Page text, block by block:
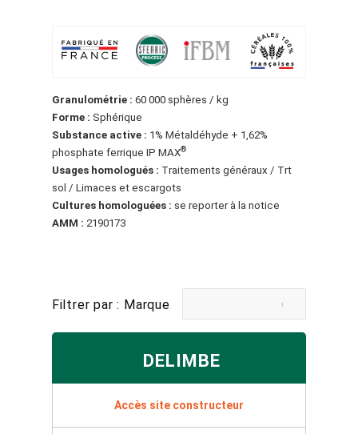
Granulométrie : 60 000 sphères / kg
Forme : Sphérique
Substance active : 1% Métaldéhyde + 1,62%
phosphate ferrique IP MAX®
Usages homologués : Traitements généraux / Trt
sol / Limaces et escargots
Cultures homologuées : se reporter à la notice
AMM : 2190173
Filtrer par : Marque
DELIMBE
Accès site constructeur